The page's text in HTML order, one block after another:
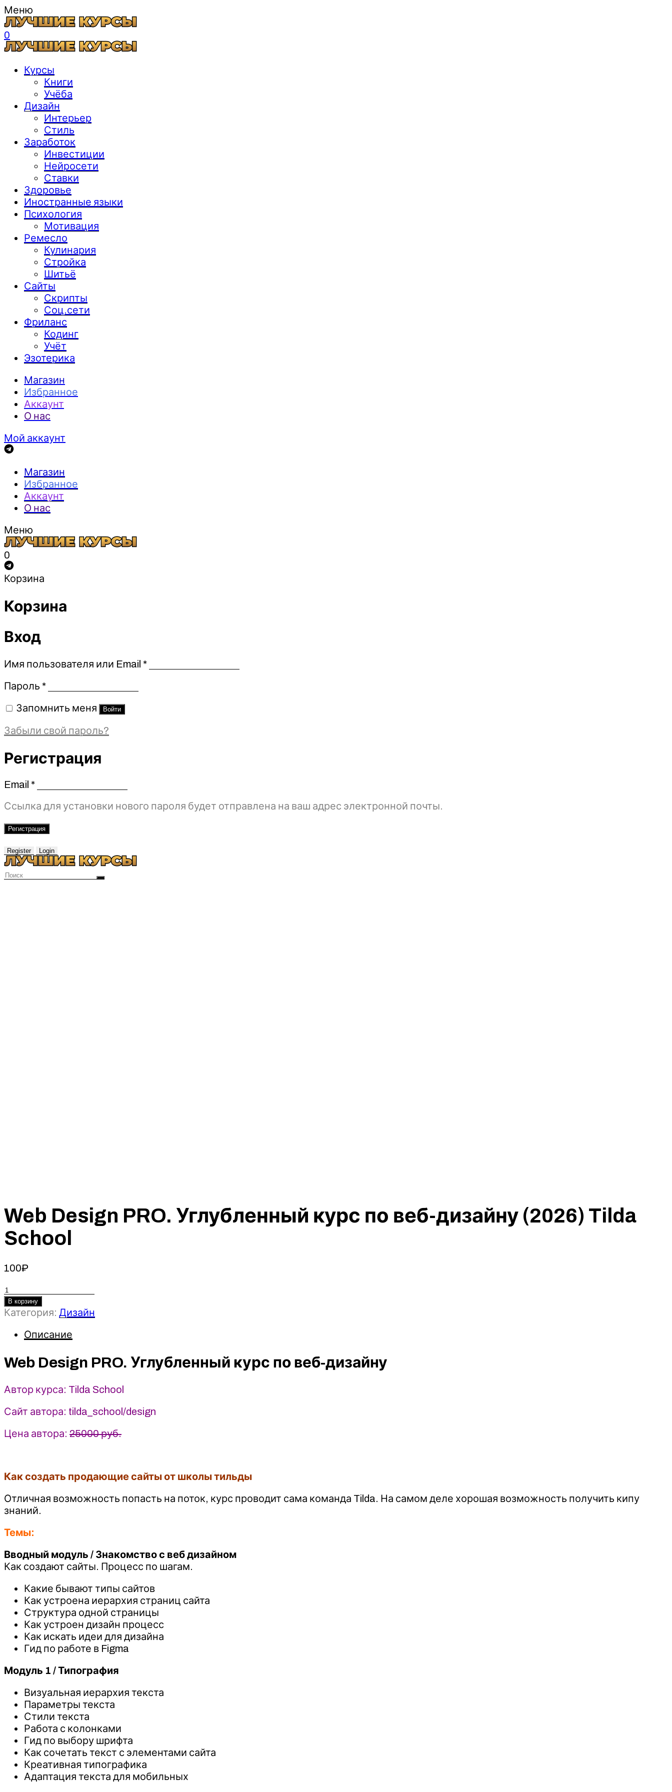
Меню
0
Курсы
Книги
Учёба
Дизайн
Интерьер
Стиль
Заработок
Инвестиции
Нейросети
Ставки
Здоровье
Иностранные языки
Психология
Мотивация
Ремесло
Кулинария
Стройка
Шитьё
Сайты
Скрипты
Соц.сети
Фриланс
Кодинг
Учёт
Эзотерика
Магазин
Избранное
Аккаунт
О нас
Мой аккаунт
Магазин
Избранное
Аккаунт
О нас
Меню
0
Корзина
Корзина
Вход
Имя пользователя или Email *Обязательно
Пароль *Обязательно
Запомнить меня Войти
Забыли свой пароль?
Регистрация
Email *Обязательно
Ссылка для установки нового пароля будет отправлена ​​на ваш адрес электронной почты.
Регистрация
Register Login
Web Design PRO. Углубленный курс по веб-дизайну (2026) Tilda
School
100₽
Количество
товара
Web
PRO.
курс
по
дизайну
(2026)
Tilda
School
В корзину
Категория: Дизайн
Описание
Web Design PRO. Углубленный курс по веб-дизайну
Автор курса: Tilda School
Сайт автора: tilda_school/design
Цена автора: 25000 руб.
Как создать продающие сайты от школы тильды
Отличная возможность попасть на поток, курс проводит сама команда Tilda. На самом деле хорошая возможность получить кипу
знаний.
Темы:
Вводный модуль / Знакомство с веб дизайном
Как создают сайты. Процесс по шагам.
Какие бывают типы сайтов
Как устроена иерархия страниц сайта
Структура одной страницы
Как устроен дизайн процесс
Как искать идеи для дизайна
Гид по работе в Figma
Модуль 1 / Типография
Визуальная иерархия текста
Параметры текста
Стили текста
Работа с колонками
Гид по выбору шрифта
Как сочетать текст с элементами сайта
Креативная типографика
Адаптация текста для мобильных